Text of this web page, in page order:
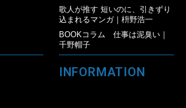
歌人が推す 短いのに、引きずり
込まれるマンガ｜枡野浩一
BOOKコラム 仕事は泥臭い｜
千野帽子
INFORMATION